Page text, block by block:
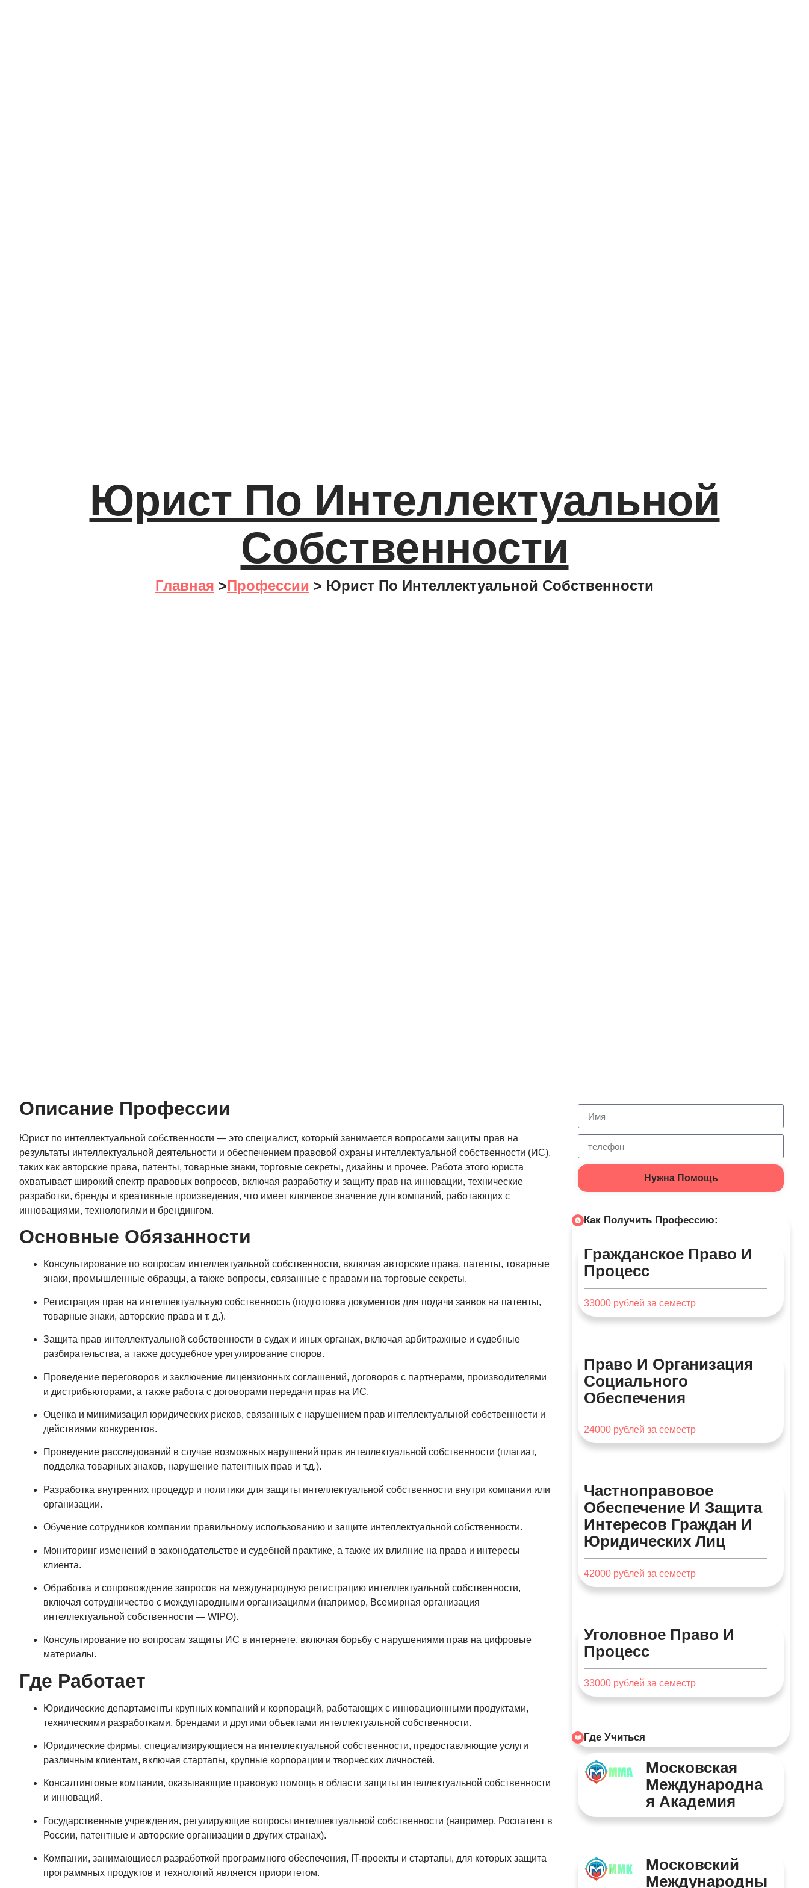
Юрист По Интеллектуальной
Собственности
Главная >Профессии > Юрист По Интеллектуальной Собственности
Описание Профессии
Юрист по интеллектуальной собственности — это специалист, который занимается вопросами защиты прав на
результаты интеллектуальной деятельности и обеспечением правовой охраны интеллектуальной собственности (ИС),
таких как авторские права, патенты, товарные знаки, торговые секреты, дизайны и прочее. Работа этого юриста
охватывает широкий спектр правовых вопросов, включая разработку и защиту прав на инновации, технические
разработки, бренды и креативные произведения, что имеет ключевое значение для компаний, работающих с
инновациями, технологиями и брендингом.
Основные Обязанности
Консультирование по вопросам интеллектуальной собственности, включая авторские права, патенты, товарные
знаки, промышленные образцы, а также вопросы, связанные с правами на торговые секреты.
Регистрация прав на интеллектуальную собственность (подготовка документов для подачи заявок на патенты,
товарные знаки, авторские права и т. д.).
Защита прав интеллектуальной собственности в судах и иных органах, включая арбитражные и судебные
разбирательства, а также досудебное урегулирование споров.
Проведение переговоров и заключение лицензионных соглашений, договоров с партнерами, производителями
и дистрибьюторами, а также работа с договорами передачи прав на ИС.
Оценка и минимизация юридических рисков, связанных с нарушением прав интеллектуальной собственности и
действиями конкурентов.
Проведение расследований в случае возможных нарушений прав интеллектуальной собственности (плагиат,
подделка товарных знаков, нарушение патентных прав и т.д.).
Разработка внутренних процедур и политики для защиты интеллектуальной собственности внутри компании или
организации.
Обучение сотрудников компании правильному использованию и защите интеллектуальной собственности.
Мониторинг изменений в законодательстве и судебной практике, а также их влияние на права и интересы
клиента.
Обработка и сопровождение запросов на международную регистрацию интеллектуальной собственности,
включая сотрудничество с международными организациями (например, Всемирная организация
интеллектуальной собственности — WIPO).
Консультирование по вопросам защиты ИС в интернете, включая борьбу с нарушениями прав на цифровые
материалы.
Где Работает
Юридические департаменты крупных компаний и корпораций, работающих с инновационными продуктами,
техническими разработками, брендами и другими объектами интеллектуальной собственности.
Юридические фирмы, специализирующиеся на интеллектуальной собственности, предоставляющие услуги
различным клиентам, включая стартапы, крупные корпорации и творческих личностей.
Консалтинговые компании, оказывающие правовую помощь в области защиты интеллектуальной собственности
и инноваций.
Государственные учреждения, регулирующие вопросы интеллектуальной собственности (например, Роспатент в
России, патентные и авторские организации в других странах).
Компании, занимающиеся разработкой программного обеспечения, IT-проекты и стартапы, для которых защита
программных продуктов и технологий является приоритетом.
Нужна Помощь
Как Получить Профессию:
Гражданское Право И
Процесс
33000 рублей за семестр
Право И Организация
Социального
Обеспечения
24000 рублей за семестр
Частноправовое
Обеспечение И Защита
Интересов Граждан И
Юридических Лиц
42000 рублей за семестр
Уголовное Право И
Процесс
33000 рублей за семестр
Где Учиться
Московская
Международна
Я Академия
Московский
Международны